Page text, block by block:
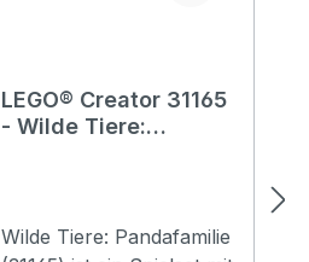
LEGO® Creator 31165
- Wilde Tiere:
Wilde Tiere: Pandafamilie